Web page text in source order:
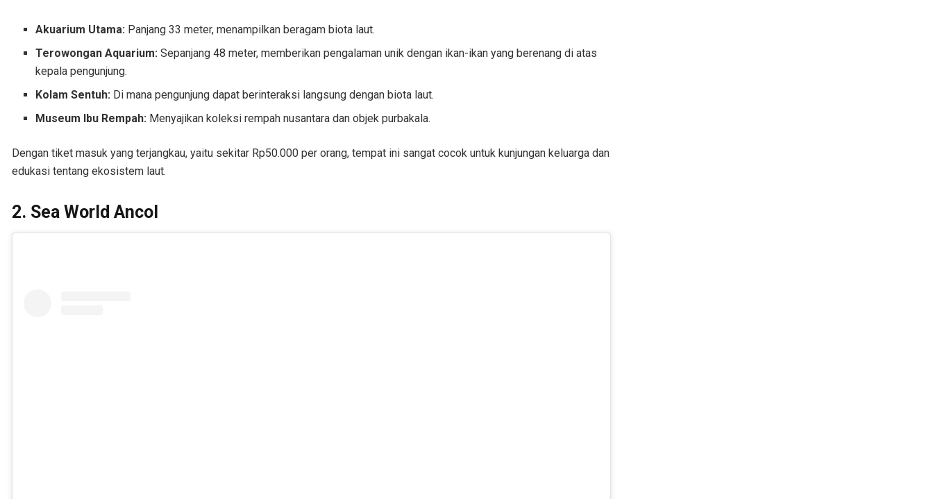
Akuarium Utama: Panjang 33 meter, menampilkan beragam biota laut.
Terowongan Aquarium: Sepanjang 48 meter, memberikan pengalaman unik dengan ikan-ikan yang berenang di atas
kepala pengunjung.
Kolam Sentuh: Di mana pengunjung dapat berinteraksi langsung dengan biota laut.
Museum Ibu Rempah: Menyajikan koleksi rempah nusantara dan objek purbakala.
Dengan tiket masuk yang terjangkau, yaitu sekitar Rp50.000 per orang, tempat ini sangat cocok untuk kunjungan keluarga dan
edukasi tentang ekosistem laut.
2. Sea World Ancol